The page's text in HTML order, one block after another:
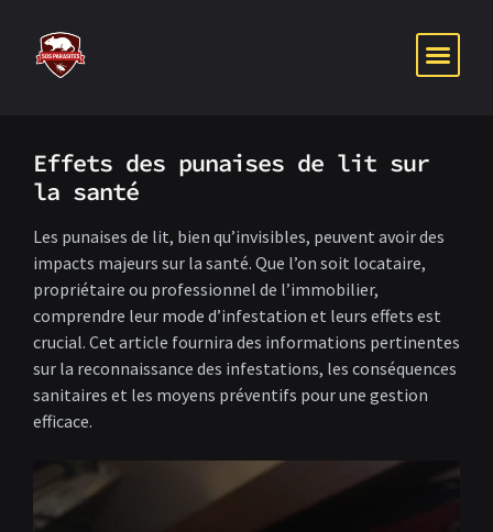
Effets des punaises de lit sur
la santé
Les punaises de lit, bien qu’invisibles, peuvent avoir des
impacts majeurs sur la santé. Que l’on soit locataire,
propriétaire ou professionnel de l’immobilier,
comprendre leur mode d’infestation et leurs effets est
crucial. Cet article fournira des informations pertinentes
sur la reconnaissance des infestations, les conséquences
sanitaires et les moyens préventifs pour une gestion
efficace.